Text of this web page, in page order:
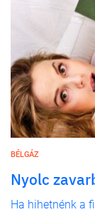
BÉLGÁZ
Nyolc
Ha hihetnénk a